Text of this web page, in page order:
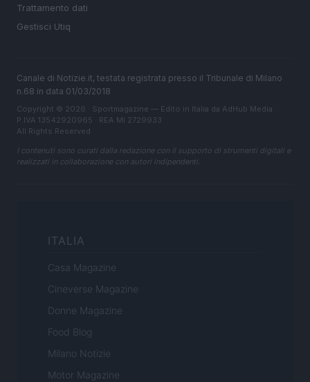
Trattamento dati
Gestisci Utiq
Canale di Notizie.it, testata registrata presso il Tribunale di Milano
n.68 in data 01/03/2018
Copyright © 2026 · Sportmagazine — Edito in Italia da AdHub Media
P.IVA 13542920965 · REA MI 2729933
All Rights Reserved
I contenuti sono curati dalla redazione con il supporto di strumenti digitali e
realizzati in collaborazione con autori indipendenti.
ITALIA
Casa Magazine
Cineverse Magazine
Donne Magazine
Food Blog
Milano Notizie
Motor Magazine